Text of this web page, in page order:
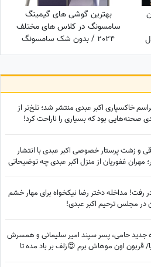
بهترین گوشی های گیمینگ
سامسونگ در کلاس های مختلف
2024 / بدون شک سامسونگ
S24 Ultra در حال حاضر
برای گیمینگ در بازار است
خاکسپاری اکبر عبدی منتشر شد؛ تلخ‌تر از
صحنه‌هایی بود که بسیاری را ناراحت کرد!
و زشت پرستار خصوصی اکبر عبدی با انتشار
مهران غفوریان از منزل اکبر عبدی چه توضیحاتی
در رفت! مداخله دختر رضا نیکخواه برای مهار خشم
در مجلس ترحیم اکبر عبدی!
جدید حامی، پسر سپند امیر سلیمانی و همسرش
قربون اون موهاش برم 😍زلف بر باد مده تا